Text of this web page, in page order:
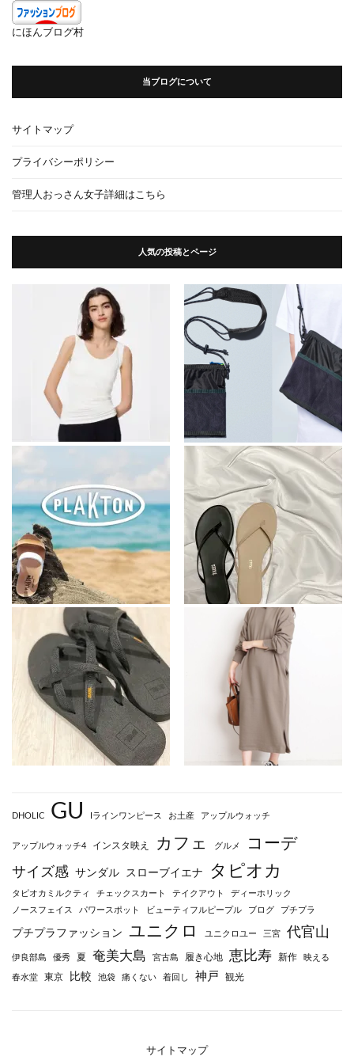
ブ
にほんブログ村
当ブログについて
サイトマップ
プライバシーポリシー
管理人おっさん女子詳細はこちら
人気の投稿とページ
DHOLIC GU Iラインワンピース お土産 アップルウォッチ
アップルウォッチ4 インスタ映え カフェ グルメ コーデ
サイズ感 サンダル スローブイエナ タピオカ
タピオカミルクティ チェックスカート テイクアウト
ディーホリック
ノースフェイス
パワースポット ビューティフルピープル ブログ プチプラ
プチプラファッション ユニクロ ユニクロユー 三宮 代官山
伊良部島 優秀 夏 奄美大島 宮古島 履き心地 恵比寿 新作 映える
春水堂 東京 比較 池袋 痛くない 着回し 神戸 観光
サイトマップ